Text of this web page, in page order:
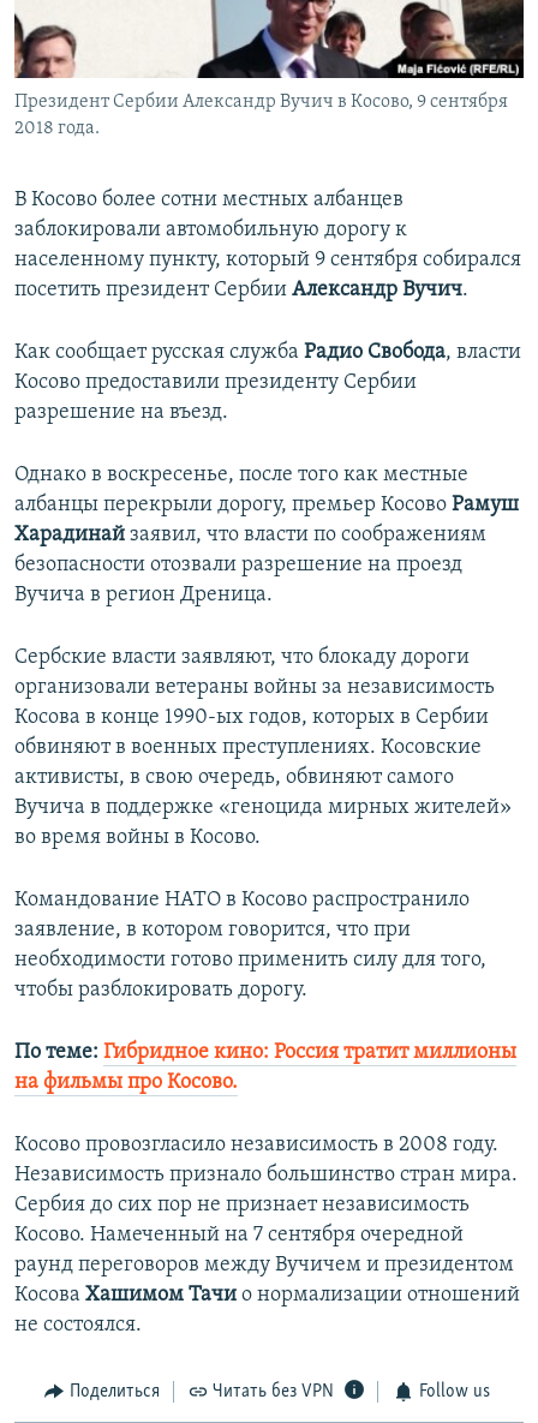
ПОБЕДИТЕЛЕЙ НЕ СУДЯТ?
КРЫМ.НЕПОКОРЕННЫЙ
ELIFBE
ПРИСОЕДИНЯЙТЕСЬ!
Все сайты RFE/RL
Президент Сербии Александр Вучич в Косово, 9 сентября
2018 года.
В Косово более сотни местных албанцев
заблокировали автомобильную дорогу к
населенному пункту, который 9 сентября собирался
посетить президент Сербии Александр Вучич.
Как сообщает русская служба Радио Свобода, власти
Косово предоставили президенту Сербии
разрешение на въезд.
Однако в воскресенье, после того как местные
албанцы перекрыли дорогу, премьер Косово Рамуш
Харадинай заявил, что власти по соображениям
безопасности отозвали разрешение на проезд
Вучича в регион Дреница.
Сербские власти заявляют, что блокаду дороги
организовали ветераны войны за независимость
Косова в конце 1990-ых годов, которых в Сербии
обвиняют в военных преступлениях. Косовские
активисты, в свою очередь, обвиняют самого
Вучича в поддержке «геноцида мирных жителей»
во время войны в Косово.
Командование НАТО в Косово распространило
заявление, в котором говорится, что при
необходимости готово применить силу для того,
чтобы разблокировать дорогу.
По теме: Гибридное кино: Россия тратит миллионы
на фильмы про Косово.
Косово провозгласило независимость в 2008 году.
Независимость признало большинство стран мира.
Сербия до сих пор не признает независимость
Косово. Намеченный на 7 сентября очередной
раунд переговоров между Вучичем и президентом
Косова Хашимом Тачи о нормализации отношений
не состоялся.
Поделиться Читать без VPN Follow us